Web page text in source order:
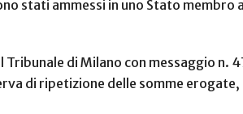
stati ammessi in uno Stato membro
di Milano con messaggio n.
di ripetizione delle somme erogate,